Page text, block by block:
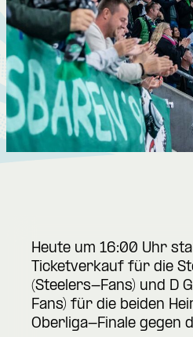
Heute um 16:00 Uhr
Ticketverkauf für die
(Steelers-Fans) und D
Fans) für die beiden
Oberliga-Finale gegen